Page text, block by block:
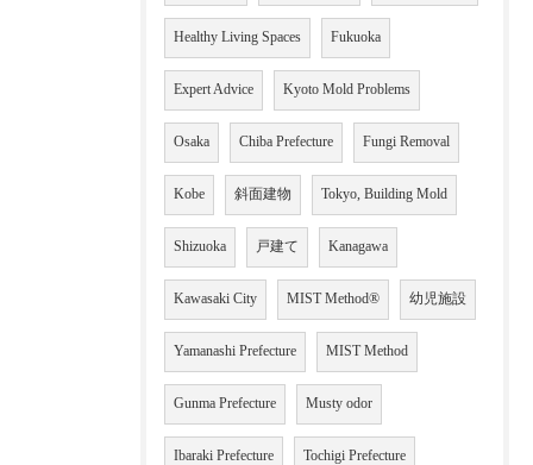
Healthy Living Spaces Fukuoka
Expert Advice Kyoto Mold Problems
Osaka Chiba Prefecture Fungi Removal
Kobe 斜面建物 Tokyo, Building Mold
Shizuoka 戸建て Kanagawa
Kawasaki City MIST Method® 幼児施設
Yamanashi Prefecture MIST Method
Gunma Prefecture Musty odor
Ibaraki Prefecture Tochigi Prefecture